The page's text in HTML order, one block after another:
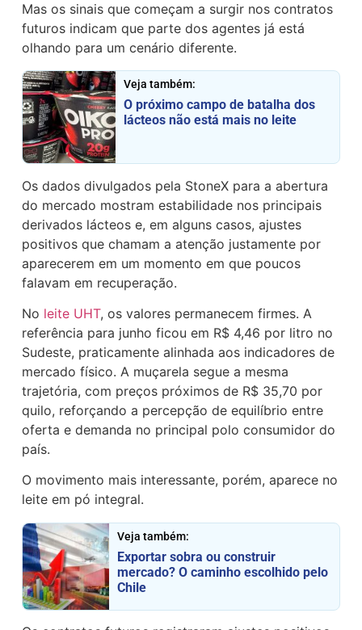
Mas os sinais que começam a surgir nos contratos
futuros indicam que parte dos agentes já está
olhando para um cenário diferente.
Veja também:
O próximo campo de batalha dos
lácteos não está mais no leite
Os dados divulgados pela StoneX para a abertura
do mercado mostram estabilidade nos principais
derivados lácteos e, em alguns casos, ajustes
positivos que chamam a atenção justamente por
aparecerem em um momento em que poucos
falavam em recuperação.
No leite UHT, os valores permanecem firmes. A
referência para junho ficou em R$ 4,46 por litro no
Sudeste, praticamente alinhada aos indicadores de
mercado físico. A muçarela segue a mesma
trajetória, com preços próximos de R$ 35,70 por
quilo, reforçando a percepção de equilíbrio entre
oferta e demanda no principal polo consumidor do
país.
O movimento mais interessante, porém, aparece no
leite em pó integral.
Veja também:
Exportar sobra ou construir
mercado? O caminho escolhido pelo
Chile